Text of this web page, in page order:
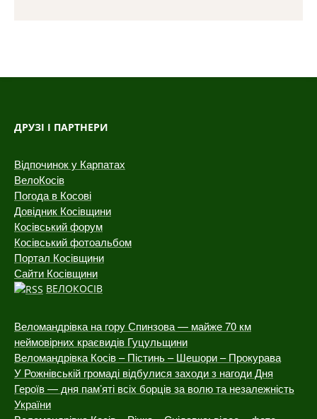
ДРУЗІ І ПАРТНЕРИ
Відпочинок у Карпатах
ВелоКосів
Погода в Косові
Довідник Косівщини
Косівський форум
Косівський фотоальбом
Портал Косівщини
Сайти Косівщини
ВЕЛОКОСІВ
Веломандрівка на гору Спинзова — майже 70 км
неймовірних краєвидів Гуцульщини
Веломандрівка Косів – Пістинь – Шешори – Прокурава
У Рожнівській громаді відбулися заходи з нагоди Дня
Героїв — дня пам’яті всіх борців за волю та незалежність
України